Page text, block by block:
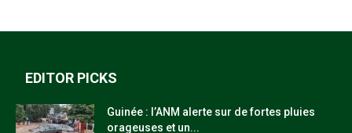
EDITOR PICKS
Guinée : l’ANM alerte sur de fortes pluies
orageuses et un...